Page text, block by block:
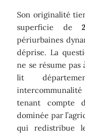
Son originalité
superficie de
périurbaines
déprise. La
ne se résume
lit
tenant compte
dominée par
qui redistribue